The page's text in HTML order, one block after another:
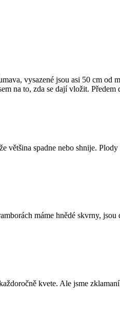
vysazené jsou asi 50 cm
na to, zda se dají vložit.
spadne nebo shnije.
máme hnědé skvrny,
kvete. Ale jsme